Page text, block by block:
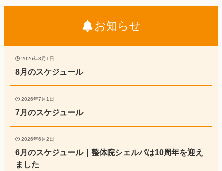
お知らせ
2026年8月1日
8月のスケジュール
2026年7月1日
7月のスケジュール
2026年6月2日
6月のスケジュール｜整体院シェルパは10周年を迎え
ました